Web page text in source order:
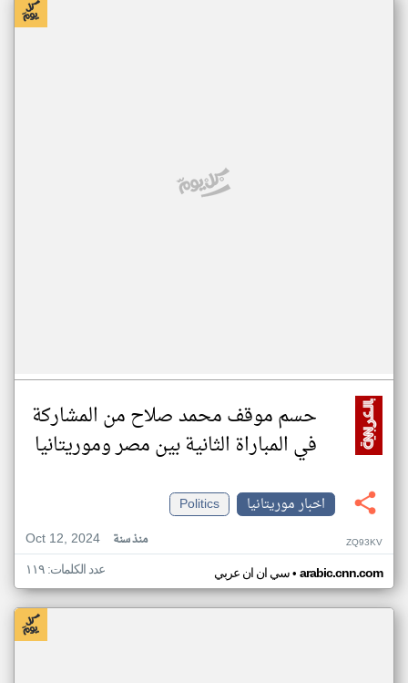
حسم موقف محمد صلاح من المشاركة
في المباراة الثانية بين مصر وموريتانيا
اخبار موريتانيا
Politics
Oct 12, 2024
منذ سنة ZQ93KV
سي ان ان عربي• arabic.cnn.com عدد الكلمات: ١١٩